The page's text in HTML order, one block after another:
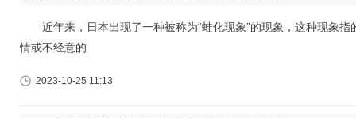
近年来，日本出现了一种被称为“蛙化现象”的现象，这种现象指
情或不经意的
2023-10-25 11:13